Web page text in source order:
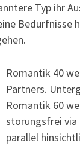
Typ ihr
Bedurfnisse
Romantik 40
Partners.
Romantik 60
storungsfrei via
parallel